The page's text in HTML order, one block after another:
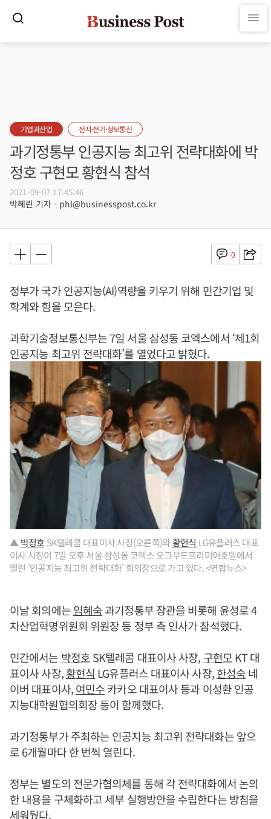
기업과산업 전자·전기·정보통신
과기정통부 인공지능 최고위 전략대화에 박
정호 구현모 황현식 참석
2021-09-07 17:45:46
박혜린 기자 - phl@businesspost.co.kr
0
정부가 국가 인공지능(AI)역량을 키우기 위해 민간기업 및
학계와 힘을 모은다.
과학기술정보통신부는 7일 서울 삼성동 코엑스에서 ‘제1회
인공지능 최고위 전략대화’를 열었다고 밝혔다.
▲박정호 SK텔레콤 대표이사 사장(오른쪽)와황현식 LG유플러스 대표
이사 사장이 7일 오후 서울 삼성동 코엑스 오크우드프리미어호텔에서
열린 '인공지능 최고위 전략대화' 회의장으로 가고 있다. <연합뉴스>
이날 회의에는임혜숙과기정통부 장관을 비롯해 윤성로 4
차산업혁명위원회 위원장 등 정부 측 인사가 참석했다.
민간에서는 박정호SK텔레콤 대표이사 사장, 구현모KT 대
표이사 사장,황현식 LG유플러스 대표이사 사장,한성숙네
이버 대표이사,여민수카카오 대표이사 등과 이성환 인공
지능대학원협의회장 등이 함께했다.
과기정통부가 주최하는 인공지능 최고위 전략대화는 앞으
로 6개월마다 한 번씩 열린다.
정부는 별도의 전문가협의체를 통해 각 전략대화에서 논의
한 내용을 구체화하고 세부 실행방안을 수립한다는 방침을
세워뒀다.